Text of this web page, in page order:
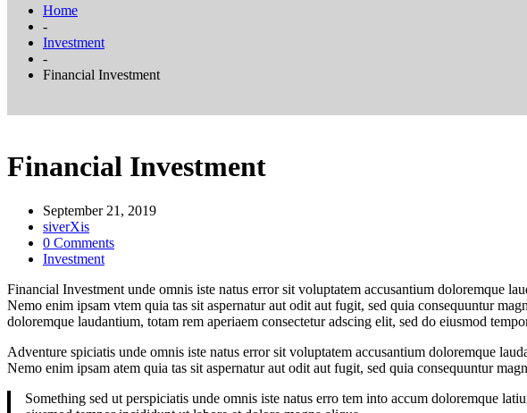
Home
-
Investment
-
Financial Investment
Financial Investment
September 21, 2019
siverXis
0 Comments
Investment
Financial Investment unde omnis iste natus error sit voluptatem accusantium doloremque
Nemo enim ipsam vtem quia tas sit aspernatur aut odit aut fugit, sed quia consequuntur
doloremque laudantium, totam rem aperiaem consectetur adscing elit, sed do eiusmod
Adventure spiciatis unde omnis iste natus error sit voluptatem accusantium doloremque
Nemo enim ipsam atem quia tas sit aspernatur aut odit aut fugit, sed quia consequuntur
Something sed ut perspiciatis unde omnis iste natus erro tem into accum doloremque